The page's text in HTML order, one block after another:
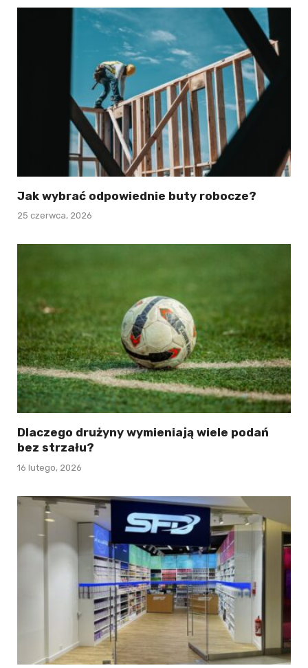
Jak wybrać odpowiednie buty robocze?
25 czerwca, 2026
Dlaczego drużyny wymieniają wiele podań
bez strzału?
16 lutego, 2026